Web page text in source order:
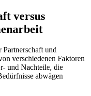
versus
und
verschiedenen Faktoren
und Nachteile, die
abwägen